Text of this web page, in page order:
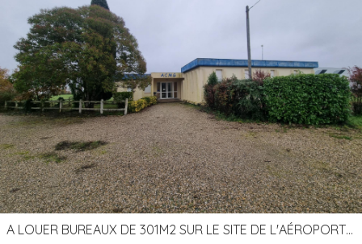
A LOUER BUREAUX DE 301M2 SUR LE SITE DE L'AÉROPORT AGEN LA GARENNE